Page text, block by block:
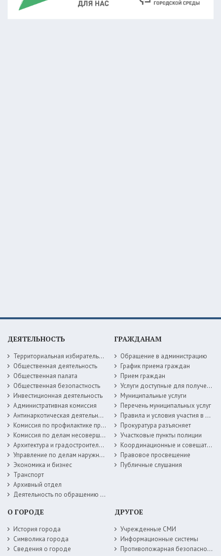
ДЕЯТЕЛЬНОСТЬ
Территориальная избирательная комиссия
Общественная деятельность
Общественная палата
Общественная безопастность
Инвестиционная деятельность
Административная комиссия
Антинаркотическая деятельность
Комиссия по профилактике правонарушений
Комиссия по делам несовершеннолетних
Архитектура и градостроительство
Управление по делам наружной рекламы
Экономика и бизнес
Транспорт
Архивный отдел
Деятельность по обращению с животными без владельцев
ГРАЖДАНАМ
Обращение в администрацию
График приема граждан
Прием граждан
Услуги доступные для получения в электронной форме
Муниципальные услуги
Перечень муниципальных услуг
Правила и условия участия в жилищных программах
Прокуратура разъясняет
Участковые пункты полиции
Координационные и совещательные органы
Правовое просвещение
Публичные слушания
О ГОРОДЕ
История города
Символика города
Сведения о городе
ДРУГОЕ
Учрежденные СМИ
Информационные системы
Противопожарная безопасность